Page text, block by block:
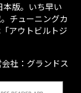
版。いち早い
チューニングカ
アウトビルトジ
社：グランドス